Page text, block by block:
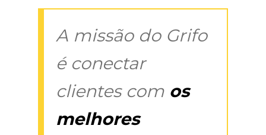
A missão do Grifo
é conectar
clientes com os
melhores